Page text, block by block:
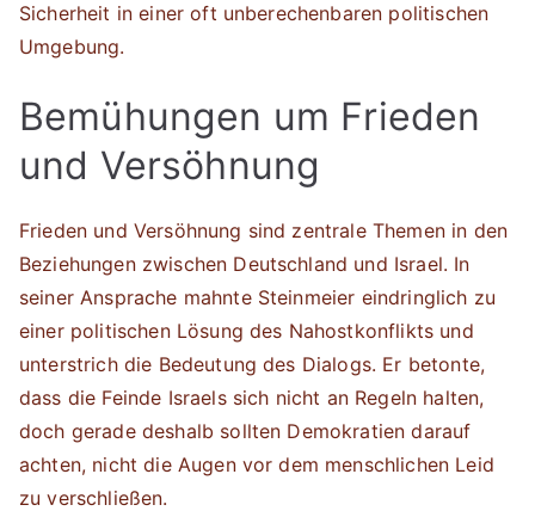
Sicherheit in einer oft unberechenbaren politischen
Umgebung.
Bemühungen um Frieden
und Versöhnung
Frieden und Versöhnung sind zentrale Themen in den
Beziehungen zwischen Deutschland und Israel. In
seiner Ansprache mahnte Steinmeier eindringlich zu
einer politischen Lösung des Nahostkonflikts und
unterstrich die Bedeutung des Dialogs. Er betonte,
dass die Feinde Israels sich nicht an Regeln halten,
doch gerade deshalb sollten Demokratien darauf
achten, nicht die Augen vor dem menschlichen Leid
zu verschließen.